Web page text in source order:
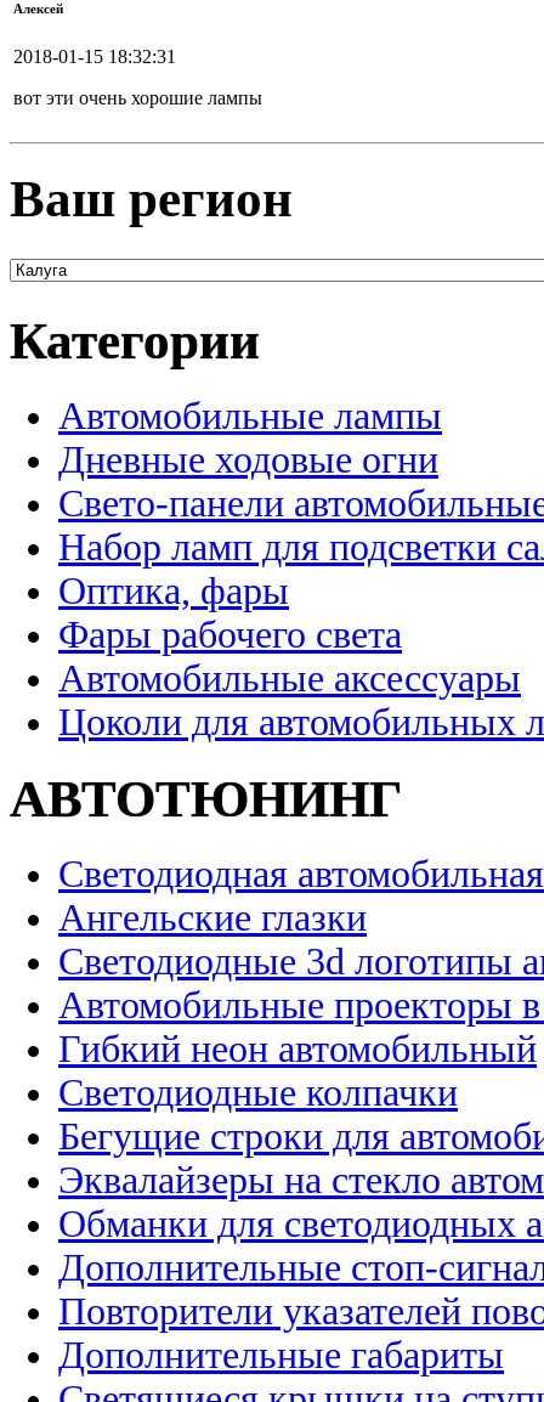
Алексей
2018-01-15 18:32:31
вот эти очень хорошие лампы
Ваш регион
Категории
Автомобильные лампы
Дневные ходовые огни
Свето-панели
Набор ламп для подсветки
Оптика, фары
Фары рабочего света
Автомобильные аксессуары
Цоколи для автомобильных
АВТОТЮНИНГ
Светодиодная
Ангельские глазки
Светодиодные 3d логотипы
Автомобильные проекторы
Гибкий неон автомобильный
Светодиодные колпачки
Бегущие строки для
Эквалайзеры на стекло
Обманки для светодиодных
Дополнительные стоп-
Повторители указателей
Дополнительные габариты